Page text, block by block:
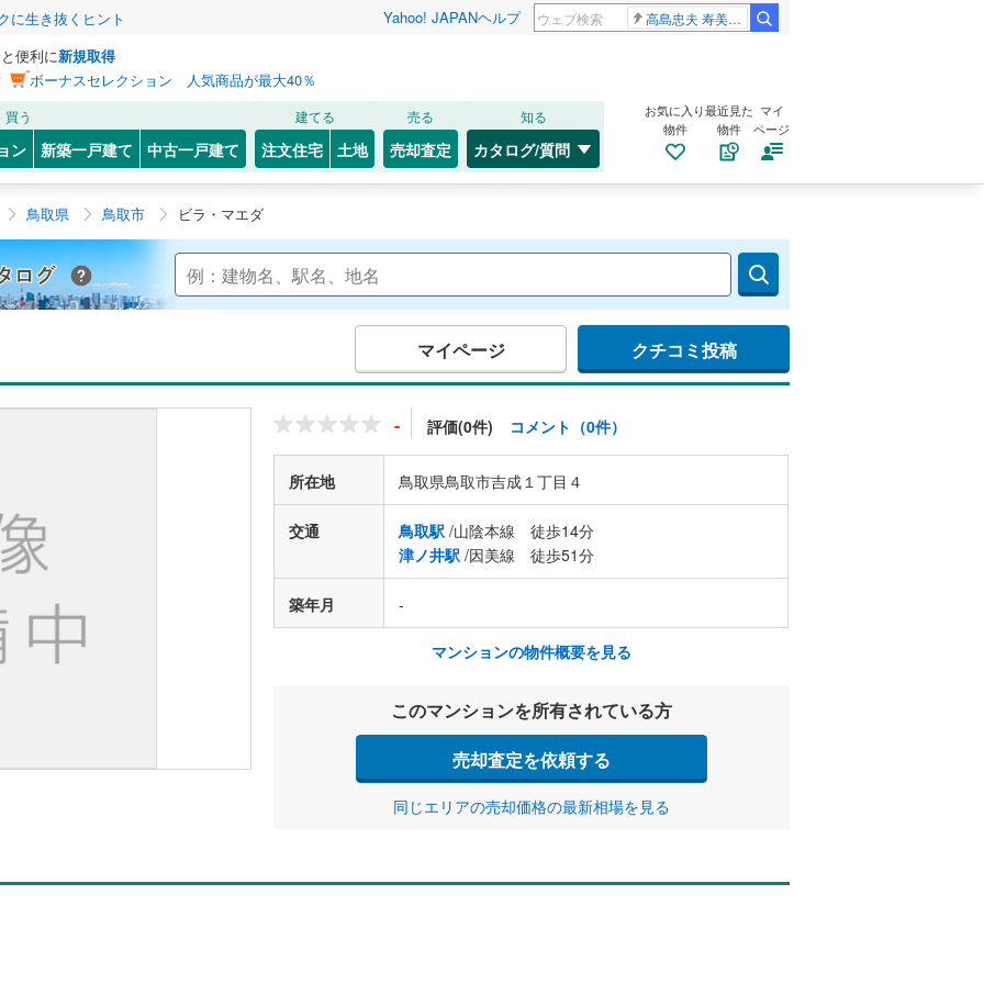
生き抜くヒント Yahoo! JAPANヘルプ 高島忠夫 寿美花代さん死去
便利に新規取得
ボーナスセレクション 人気商品が最大40％
買う
ン 新築一戸建て 中古一戸建て
建てる
注文住宅 土地
売る
売却査定
知る
カタログ/質問
お気に入り
物件
最近見た
物件
マイ
ページ
鳥取県 鳥取市 ビラ・マエダ
Yahoo!不動産 マンションカタログ
マイページ クチコミ投稿
- 評価(0件) コメント（0件）
所在地 鳥取県鳥取市吉成１丁目４
交通 鳥取駅 /山陰本線 徒歩14分
津ノ井駅 /因美線 徒歩51分
築年月 -
マンションの物件概要を見る
このマンションを所有されている方
売却査定を依頼する
同じエリアの売却価格の最新相場を見る